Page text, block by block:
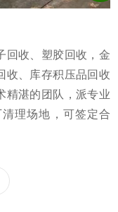
回收、塑胶回收，金
收、库存积压品回收
精湛的团队，派专业
理场地，可签定合